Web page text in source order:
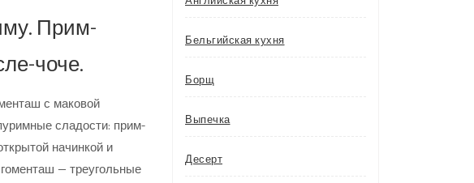
Прим-
чоче.
с маковой
сладости: прим-
начинкой и
— треугольные
Бельгийская кухня
Борщ
Выпечка
Десерт